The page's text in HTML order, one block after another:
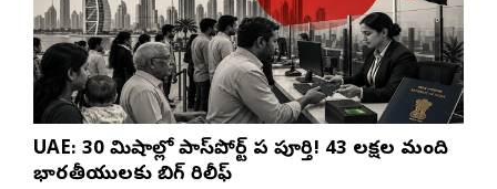
UAE: 30 నిమిషాల్లో పాస్‌పోర్ట్ పని పూర్తి! 43 లక్షల మంది
భారతీయులకు బిగ్ రిలీఫ్